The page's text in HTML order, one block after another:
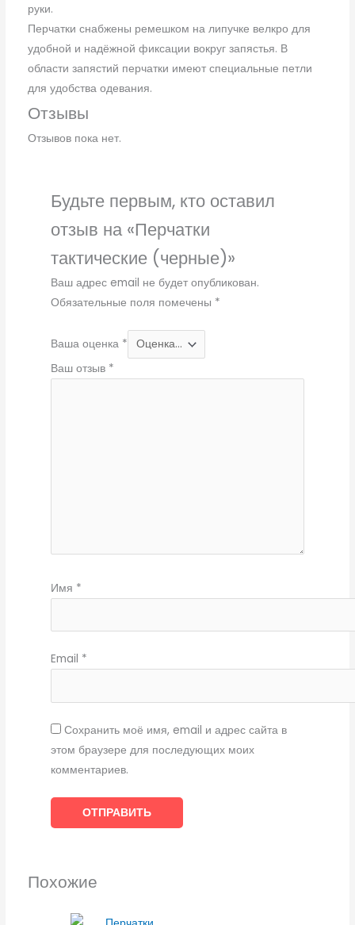
руки.
Перчатки снабжены ремешком на липучке велкро для
удобной и надёжной фиксации вокруг запястья. В
области запястий перчатки имеют специальные петли
для удобства одевания.
Отзывы
Отзывов пока нет.
Будьте первым, кто оставил
отзыв на «Перчатки
тактические (черные)»
Ваш адрес email не будет опубликован.
Обязательные поля помечены *
Ваша оценка *
Ваш отзыв *
Имя *
Email *
Сохранить моё имя, email и адрес сайта в
этом браузере для последующих моих
комментариев.
Похожие